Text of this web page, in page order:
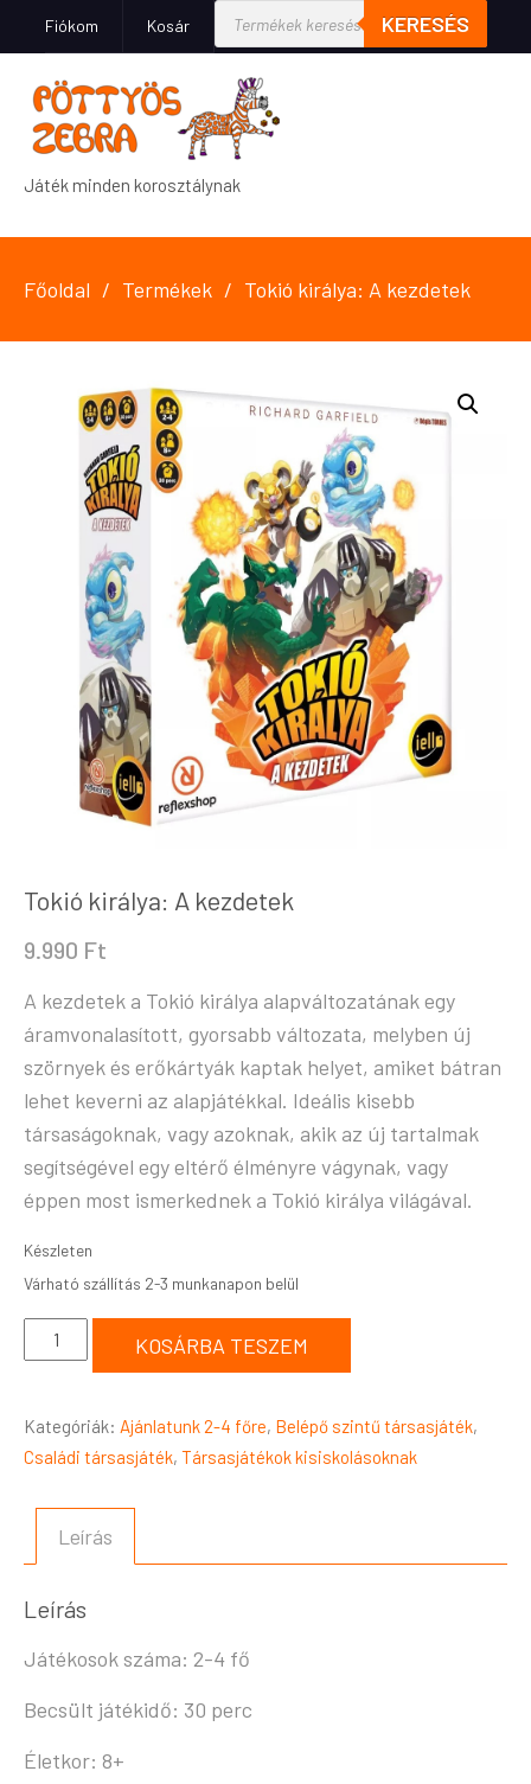
Fiókom Kosár KERESÉS
Játék minden korosztálynak
Főoldal Termékek Tokió királya: A kezdetek
Tokió királya: A kezdetek
9.990 Ft
A kezdetek a Tokió királya alapváltozatának egy
áramvonalasított, gyorsabb változata, melyben új
szörnyek és erőkártyák kaptak helyet, amiket bátran
lehet keverni az alapjátékkal. Ideális kisebb
társaságoknak, vagy azoknak, akik az új tartalmak
segítségével egy eltérő élményre vágynak, vagy
éppen most ismerkednek a Tokió királya világával.
Készleten
KOSÁRBA TESZEM
Kategóriák: Ajánlatunk 2-4 főre, Belépő szintű társasjáték,
Családi társasjáték, Társasjátékok kisiskolásoknak
Leírás
Leírás
Játékosok száma: 2-4 fő
Becsült játékidő: 30 perc
Életkor: 8+